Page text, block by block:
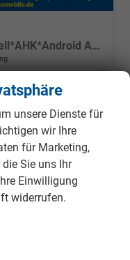
LIFE 1.5 eTSI DSG Neues Modell*AHK*Android Auto*SHZ*ACC*Kamera*5J Garantie*Klimaauto*
km
Details
unsere Dienste für
wir Ihre
für Marketing,
Sie uns Ihr
Einwilligung
widerrufen.